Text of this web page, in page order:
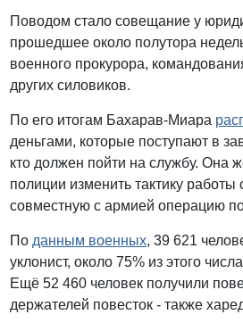
Поводом стало совещание у
прошедшее около полутора
военного прокурора,
других силовиков.
По его итогам Бахарав-Миара
деньгами, которые поступают в
кто должен пойти на службу. Она
полиции изменить тактику работы
совместную с армией операцию
По данным военных, 39 621
уклонист, около 75% из этого
Ещё 52 460 человек получили
держателей повесток - также